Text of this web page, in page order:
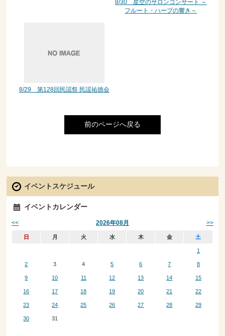
8/30 星空のサロンコンサート ～
フルート・ハープの響き～
8/29 第128回民謡祭 民謡祐徳会
前のページへ戻る
イベントスケジュール
イベントカレンダー
2026年08月
<< >>
日 月 火 水 木 金 土
1
2 3 4 5 6 7 8
9 10 11 12 13 14 15
16 17 18 19 20 21 22
23 24 25 26 27 28 29
30 31